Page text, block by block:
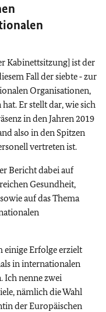
Kabinettsitzung] ist der
Fall der siebte ‑ zur
Organisationen,
Er stellt dar, wie sich
in den Jahren 2019
also in den Spitzen
vertreten ist.
Bericht dabei auf
Gesundheit,
auf das Thema
einige Erfolge erzielt
in internationalen
Ich nenne zwei
nämlich die Wahl
der Europäischen